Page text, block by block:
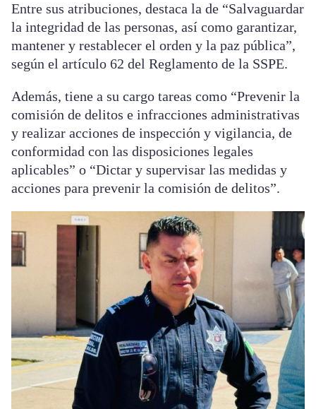
Entre sus atribuciones, destaca la de “Salvaguardar
la integridad de las personas, así como garantizar,
mantener y restablecer el orden y la paz pública”,
según el artículo 62 del Reglamento de la SSPE.
Además, tiene a su cargo tareas como “Prevenir la
comisión de delitos e infracciones administrativas
y realizar acciones de inspección y vigilancia, de
conformidad con las disposiciones legales
aplicables” o “Dictar y supervisar las medidas y
acciones para prevenir la comisión de delitos”.